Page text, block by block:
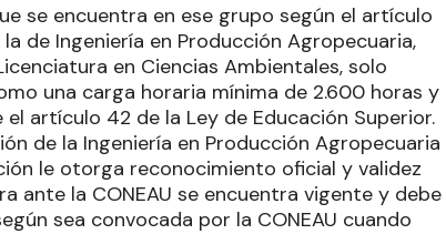
se encuentra en ese grupo según el artículo
de Ingeniería en Producción Agropecuaria,
en Ciencias Ambientales, solo
una carga horaria mínima de 2.600 horas y
artículo 42 de la Ley de Educación Superior.
de la Ingeniería en Producción Agropecuaria
le otorga reconocimiento oficial y validez
ante la CONEAU se encuentra vigente y debe
sea convocada por la CONEAU cuando